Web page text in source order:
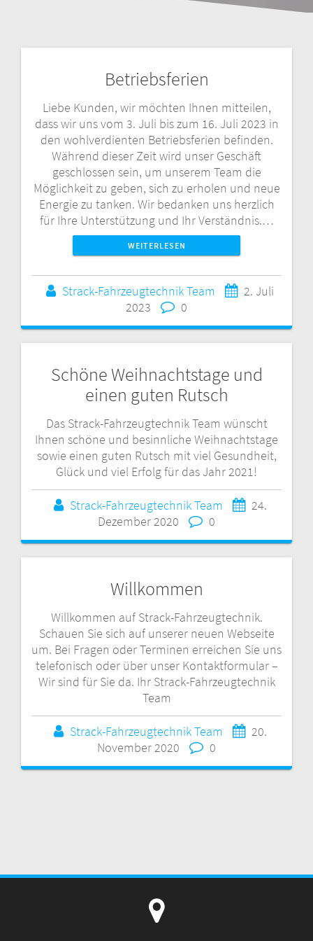
Betriebsferien
Liebe Kunden, wir möchten Ihnen mitteilen,
dass wir uns vom 3. Juli bis zum 16. Juli 2023 in
den wohlverdienten Betriebsferien befinden.
Während dieser Zeit wird unser Geschäft
geschlossen sein, um unserem Team die
Möglichkeit zu geben, sich zu erholen und neue
Energie zu tanken. Wir bedanken uns herzlich
für Ihre Unterstützung und Ihr Verständnis.…
WEITERLESEN
Strack-Fahrzeugtechnik Team
2. Juli
2023
0
Schöne Weihnachtstage und
einen guten Rutsch
Das Strack-Fahrzeugtechnik Team wünscht
Ihnen schöne und besinnliche Weihnachtstage
sowie einen guten Rutsch mit viel Gesundheit,
Glück und viel Erfolg für das Jahr 2021!
Strack-Fahrzeugtechnik Team
24.
Dezember 2020
0
Willkommen
Willkommen auf Strack-Fahrzeugtechnik.
Schauen Sie sich auf unserer neuen Webseite
um. Bei Fragen oder Terminen erreichen Sie uns
telefonisch oder über unser Kontaktformular –
Wir sind für Sie da. Ihr Strack-Fahrzeugtechnik
Team
Strack-Fahrzeugtechnik Team
20.
November 2020
0